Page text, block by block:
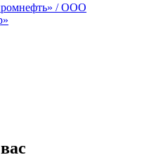
/ ООО